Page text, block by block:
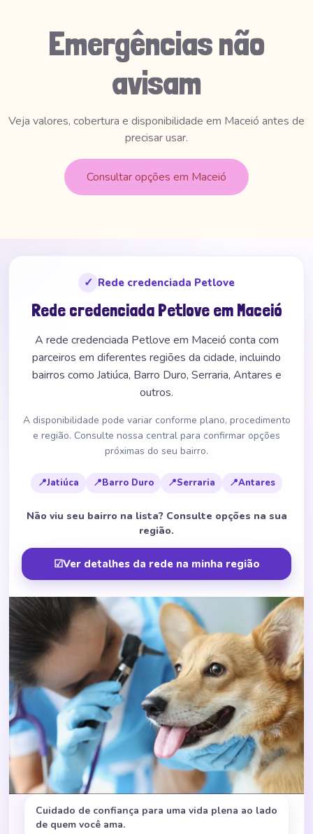
Emergências não
avisam
Veja valores, cobertura e disponibilidade em Maceió antes de
precisar usar.
Consultar opções em Maceió
✓ Rede credenciada Petlove
Rede credenciada Petlove em Maceió
A rede credenciada Petlove em Maceió conta com
parceiros em diferentes regiões da cidade, incluindo
bairros como Jatiúca, Barro Duro, Serraria, Antares e
outros.
A disponibilidade pode variar conforme plano, procedimento
e região. Consulte nossa central para confirmar opções
próximas do seu bairro.
📍Jatiúca 📍Barro Duro 📍Serraria 📍Antares
Não viu seu bairro na lista? Consulte opções na sua
região.
☑Ver detalhes da rede na minha região
Cuidado de confiança para uma vida plena ao lado
de quem você ama.